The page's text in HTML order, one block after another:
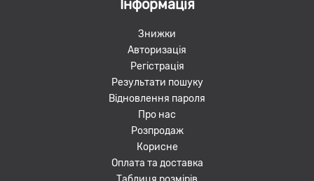
Інформація
Знижки
Авторизація
Регістрація
Результати пошуку
Відновлення пароля
Про нас
Розпродаж
Корисне
Оплата та доставка